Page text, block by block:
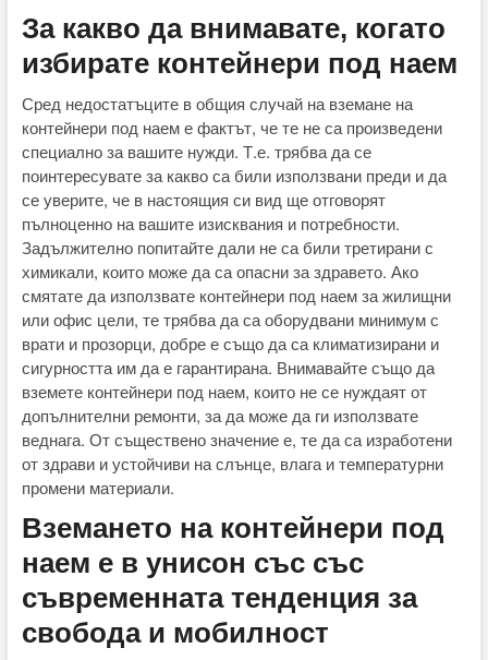
За какво да внимавате, когато
избирате контейнери под наем
Сред недостатъците в общия случай на вземане на
контейнери под наем е фактът, че те не са произведени
специално за вашите нужди. Т.е. трябва да се
поинтересувате за какво са били използвани преди и да
се уверите, че в настоящия си вид ще отговорят
пълноценно на вашите изисквания и потребности.
Задължително попитайте дали не са били третирани с
химикали, които може да са опасни за здравето. Ако
смятате да използвате контейнери под наем за жилищни
или офис цели, те трябва да са оборудвани минимум с
врати и прозорци, добре е също да са климатизирани и
сигурността им да е гарантирана. Внимавайте също да
вземете контейнери под наем, които не се нуждаят от
допълнителни ремонти, за да може да ги използвате
веднага. От съществено значение е, те да са изработени
от здрави и устойчиви на слънце, влага и температурни
промени материали.
Вземането на контейнери под
наем е в унисон със със
съвременната тенденция за
свобода и мобилност